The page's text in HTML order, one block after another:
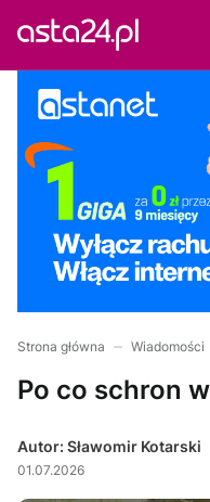
Strona główna Wiadomości
Po co schron
Autor: Sławomir Kotarski
01.07.2026